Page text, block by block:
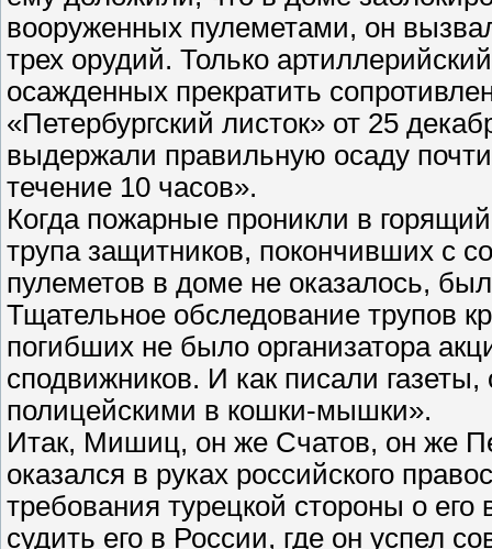
вооруженных пулеметами, он
трех орудий. Только
осажденных прекратить
«Петербургский листок» от 25
выдержали правильную осаду
течение 10 часов».
Когда пожарные проникли в
трупа защитников, покончивших с
пулеметов в доме не оказалось,
Тщательное обследование трупов
погибших не было организатора
сподвижников. И как писали
полицейскими в кошки-мышки».
Итак, Мишиц, он же Счатов, он же
оказался в руках российского
требования турецкой стороны о
судить его в России, где он успел